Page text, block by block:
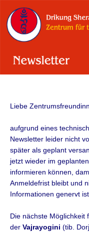
Liebe
aufgrund eines
Newsletter leider nicht
später als geplant
jetzt wieder im
informieren können,
Anmeldefrist bleibt und
Informationen genervt ist.
Die nächste Möglichkeit
der Vajrayogini (tib.